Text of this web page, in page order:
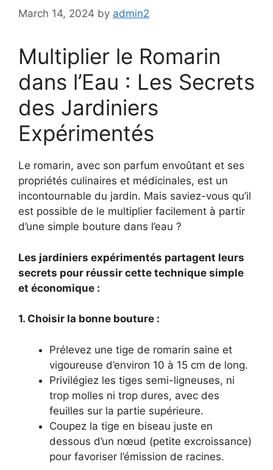
March 14, 2024 by admin2
Multiplier le Romarin
dans l’Eau : Les Secrets
des Jardiniers
Expérimentés
Le romarin, avec son parfum envoûtant et ses
propriétés culinaires et médicinales, est un
incontournable du jardin. Mais saviez-vous qu’il
est possible de le multiplier facilement à partir
d’une simple bouture dans l’eau ?
Les jardiniers expérimentés partagent leurs
secrets pour réussir cette technique simple
et économique :
1. Choisir la bonne bouture :
Prélevez une tige de romarin saine et
vigoureuse d’environ 10 à 15 cm de long.
Privilégiez les tiges semi-ligneuses, ni
trop molles ni trop dures, avec des
feuilles sur la partie supérieure.
Coupez la tige en biseau juste en
dessous d’un nœud (petite excroissance)
pour favoriser l’émission de racines.